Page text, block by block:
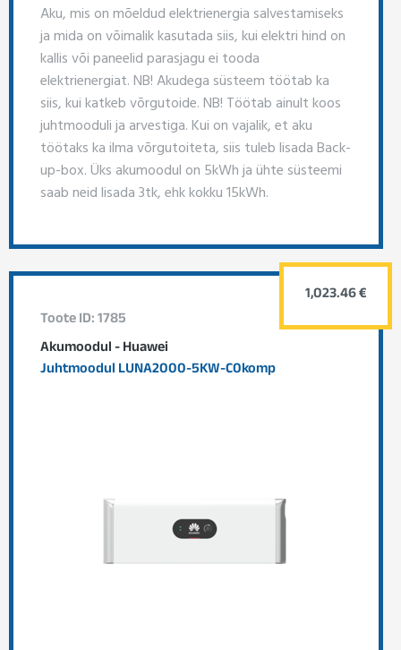
Aku, mis on mõeldud elektrienergia salvestamiseks
ja mida on võimalik kasutada siis, kui elektri hind on
kallis või paneelid parasjagu ei tooda
elektrienergiat. NB! Akudega süsteem töötab ka
siis, kui katkeb võrgutoide. NB! Töötab ainult koos
juhtmooduli ja arvestiga. Kui on vajalik, et aku
töötaks ka ilma võrgutoiteta, siis tuleb lisada Back-
up-box. Üks akumoodul on 5kWh ja ühte süsteemi
saab neid lisada 3tk, ehk kokku 15kWh.
Toote ID: 1785
Akumoodul - Huawei
Juhtmoodul LUNA2000-5KW-C0komp
1,023.46 €